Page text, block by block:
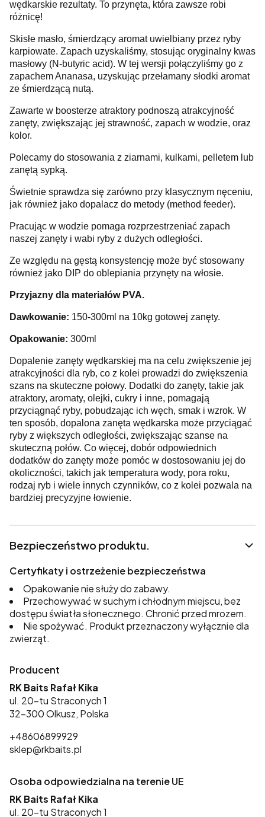
wędkarskie rezultaty. To przynęta, która zawsze robi
różnicę!
Skisłe masło, śmierdzący aromat uwielbiany przez ryby
karpiowate. Zapach uzyskaliśmy, stosując oryginalny kwas
masłowy (N-butyric acid). W tej wersji połączyliśmy go z
zapachem Ananasa, uzyskując przełamany słodki aromat
ze śmierdzącą nutą.
Zawarte w boosterze atraktory podnoszą atrakcyjność
zanęty, zwiększając jej strawność, zapach w wodzie, oraz
kolor.
Polecamy do stosowania z ziarnami, kulkami, pelletem lub
zanętą sypką.
Świetnie sprawdza się zarówno przy klasycznym nęceniu,
jak również jako dopalacz do metody (method feeder).
Pracując w wodzie pomaga rozprzestrzeniać zapach
naszej zanęty i wabi ryby z dużych odległości.
Ze względu na gęstą konsystencję może być stosowany
również jako DIP do oblepiania przynęty na włosie.
Przyjazny dla materiałów PVA.
Dawkowanie: 150-300ml na 10kg gotowej zanęty.
Opakowanie: 300ml
Dopalenie zanęty wędkarskiej ma na celu zwiększenie jej
atrakcyjności dla ryb, co z kolei prowadzi do zwiększenia
szans na skuteczne połowy. Dodatki do zanęty, takie jak
atraktory, aromaty, olejki, cukry i inne, pomagają
przyciągnąć ryby, pobudzając ich węch, smak i wzrok. W
ten sposób, dopalona zanęta wędkarska może przyciągać
ryby z większych odległości, zwiększając szanse na
skuteczną połów. Co więcej, dobór odpowiednich
dodatków do zanęty może pomóc w dostosowaniu jej do
okoliczności, takich jak temperatura wody, pora roku,
rodzaj ryb i wiele innych czynników, co z kolei pozwala na
bardziej precyzyjne łowienie.
Bezpieczeństwo produktu.
Certyfikaty i ostrzeżenie bezpieczeństwa
Opakowanie nie służy do zabawy.
Przechowywać w suchym i chłodnym miejscu, bez
dostępu światła słonecznego. Chronić przed mrozem.
Nie spożywać. Produkt przeznaczony wyłącznie dla
zwierząt.
Producent
RK Baits Rafał Kika
ul. 20-tu Straconych 1
32-300 Olkusz, Polska
+48606899929
sklep@rkbaits.pl
Osoba odpowiedzialna na terenie UE
RK Baits Rafał Kika
ul. 20-tu Straconych 1